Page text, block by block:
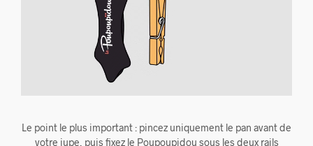
Le point le plus important : pincez uniquement le pan avant de
votre jupe, puis fixez le Poupoupidou sous les deux rails